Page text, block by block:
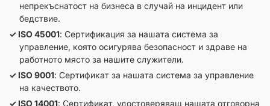
непрекъснатост на бизнеса в случай на инцидент или
бедствие.
ISO 45001: Сертификация за нашата система за
управление, която осигурява безопасност и здраве на
работното място за нашите служители.
ISO 9001: Сертификат за нашата система за управление
на качеството.
ISO 14001: Сертификат, удостоверяващ нашата отговорна